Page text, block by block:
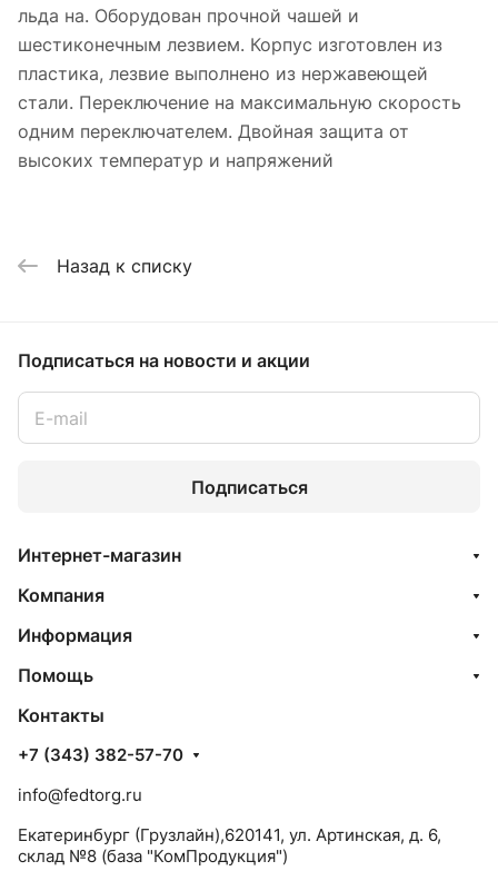
льда на. Оборудован прочной чашей и
шестиконечным лезвием. Корпус изготовлен из
пластика, лезвие выполнено из нержавеющей
стали. Переключение на максимальную скорость
одним переключателем. Двойная защита от
высоких температур и напряжений
Назад к списку
Подписаться на новости и акции
Подписаться
Интернет-магазин
Компания
Информация
Помощь
Контакты
+7 (343) 382-57-70
info@fedtorg.ru
Екатеринбург (Грузлайн),620141, ул. Артинская, д. 6,
склад №8 (база "КомПродукция")